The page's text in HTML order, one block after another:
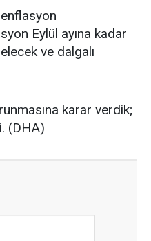
enflasyon
Eylül ayına kadar
ve dalgalı
karar verdik;
(DHA)